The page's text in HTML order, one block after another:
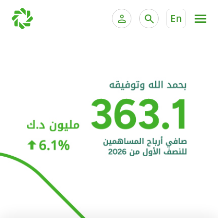
En
الخدمات المصرفية الإلكترونية للشركات
خدمة "بيتك" للتداول الإلكتروني
الحسابات المصرفية
البطاقات
"برامج العملاء"